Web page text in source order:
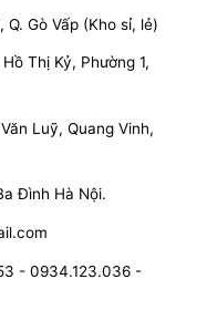
Q. Gò Vấp (Kho sỉ, lẻ)
Thị Kỷ, Phường 1,
Luỹ, Quang Vinh,
Đình Hà Nội.
- 0934.123.036 -